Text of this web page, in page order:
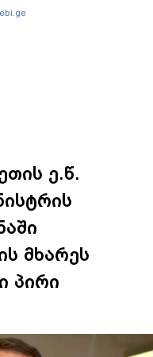
ბიჭუნას დედა?
ე.წ.
მხარეს
პირი